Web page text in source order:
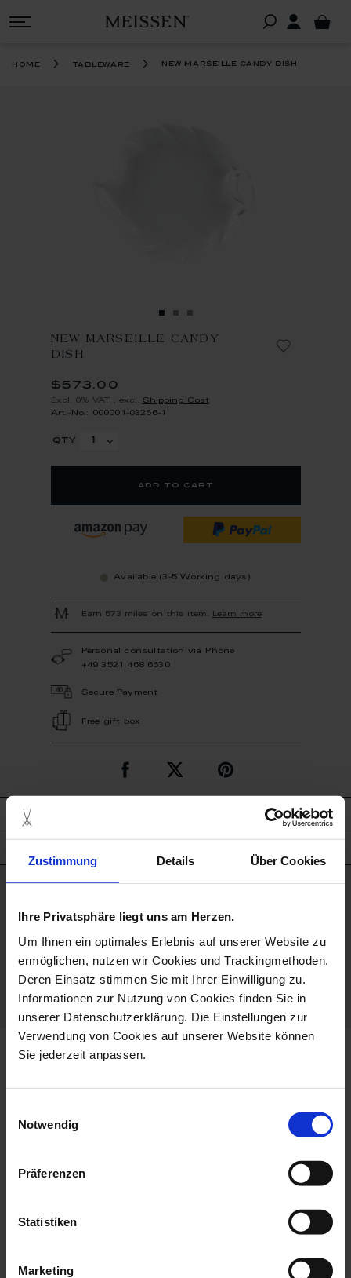
Zustimmung Details Über Cookies
Ihre Privatsphäre liegt uns am Herzen.
Um Ihnen ein optimales Erlebnis auf unserer Website zu
ermöglichen, nutzen wir Cookies und Trackingmethoden.
Deren Einsatz stimmen Sie mit Ihrer Einwilligung zu.
Informationen zur Nutzung von Cookies finden Sie in
unserer Datenschutzerklärung. Die Einstellungen zur
Verwendung von Cookies auf unserer Website können
Sie jederzeit anpassen.
Notwendig
Präferenzen
Statistiken
Marketing
home tableware new marseille candy dish
NEW MARSEILLE CANDY
DISH
$573.00
Excl. 0% VAT excl. Shipping Cost
Art.-No.: 000001-03266-1
qty
add to cart
Available (3-5 Working days)
Earn 573 miles on this item. Learn more
Personal consultation via Phone
+49 3521 468 6630
Secure Payment
Free gift box
description
Germany
Dishwaher Safe
more products from the new